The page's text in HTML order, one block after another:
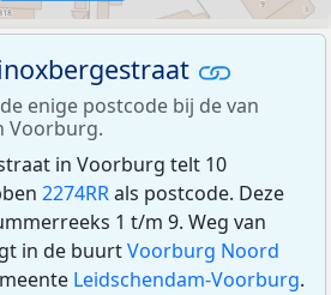
enige postcode bij de van
Voorburg.
in Voorburg telt 10
2274RRals postcode. Deze
1 t/m 9. Weg van
in de buurtVoorburg Noord
Leidschendam-Voorburg.